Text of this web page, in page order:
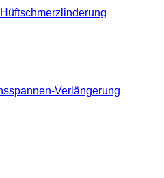
Verlängerung